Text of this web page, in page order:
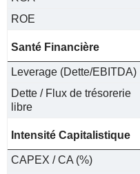
ROE
Santé Financière
Leverage (Dette/EBITDA)
Dette / Flux de trésorerie
libre
Intensité Capitalistique
CAPEX / CA (%)